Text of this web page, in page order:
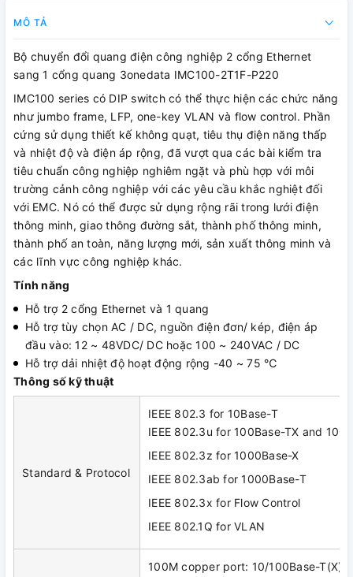
MÔ TẢ
Bộ chuyển đổi quang điện công nghiệp 2 cổng Ethernet
sang 1 cổng quang 3onedata IMC100-2T1F-P220
IMC100 series có DIP switch có thể thực hiện các chức năng
như jumbo frame, LFP, one-key VLAN và flow control. Phần
cứng sử dụng thiết kế không quạt, tiêu thụ điện năng thấp
và nhiệt độ và điện áp rộng, đã vượt qua các bài kiểm tra
tiêu chuẩn công nghiệp nghiêm ngặt và phù hợp với môi
trường cảnh công nghiệp với các yêu cầu khắc nghiệt đối
với EMC. Nó có thể được sử dụng rộng rãi trong lưới điện
thông minh, giao thông đường sắt, thành phố thông minh,
thành phố an toàn, năng lượng mới, sản xuất thông minh và
các lĩnh vực công nghiệp khác.
Tính năng
Hỗ trợ 2 cổng Ethernet và 1 quang
Hỗ trợ tùy chọn AC / DC, nguồn điện đơn/ kép, điện áp
đầu vào: 12 ~ 48VDC/ DC hoặc 100 ~ 240VAC / DC
Hỗ trợ dải nhiệt độ hoạt động rộng -40 ~ 75 ℃
Thông số kỹ thuật
Standard & Protocol
IEEE 802.3 for 10Base-T
IEEE 802.3u for 100Base-TX and
IEEE 802.3z for 1000Base-X
IEEE 802.3ab for 1000Base-T
IEEE 802.3x for Flow Control
IEEE 802.1Q for VLAN
100M copper port: 10/100Base-T(X),